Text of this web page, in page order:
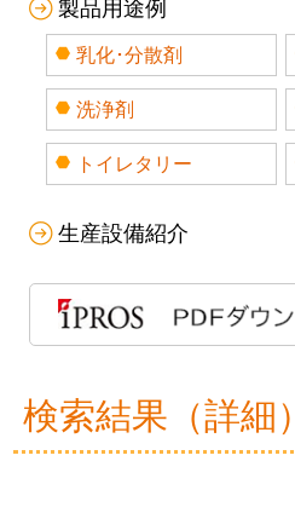
製品用途例
乳化･分散剤
洗浄剤
トイレタリー
生産設備紹介
検索結果（詳細）